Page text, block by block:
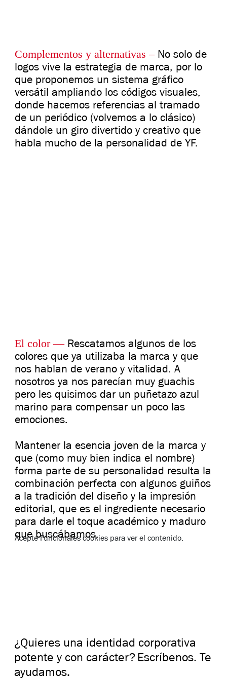
Complementos y alternativas –No solo de
logos vive la estrategia de marca, por lo
que proponemos un sistema gráfico
versátil ampliando los códigos visuales,
donde hacemos referencias al tramado
de un periódico (volvemos a lo clásico)
dándole un giro divertido y creativo que
habla mucho de la personalidad de YF.
El color —Rescatamos algunos de los
colores que ya utilizaba la marca y que
nos hablan de verano y vitalidad. A
nosotros ya nos parecían muy guachis
pero les quisimos dar un puñetazo azul
marino para compensar un poco las
emociones.
Mantener la esencia joven de la marca y
que (como muy bien indica el nombre)
forma parte de su personalidad resulta la
combinación perfecta con algunos guiños
a la tradición del diseño y la impresión
editorial, que es el ingrediente necesario
para darle el toque académico y maduro
que buscábamos.
AcepteFuncionalescookies para ver el contenido.
¿Quieres una identidad corporativa
potente y con carácter? Escríbenos. Te
ayudamos.